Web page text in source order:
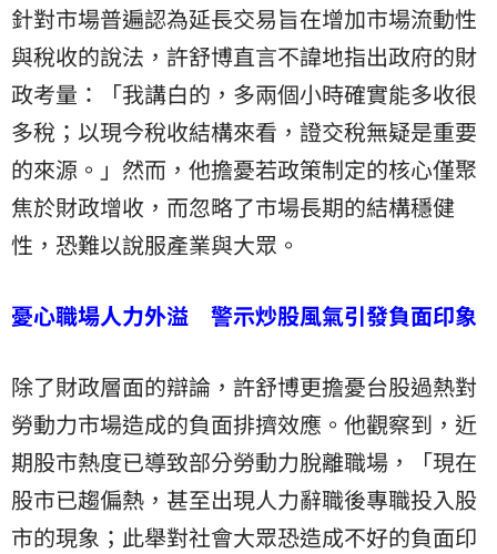
針對市場普遍認為延長交易旨在增加市場流動性
與稅收的說法，許舒博直言不諱地指出政府的財
政考量：「我講白的，多兩個小時確實能多收很
多稅；以現今稅收結構來看，證交稅無疑是重要
的來源。」然而，他擔憂若政策制定的核心僅聚
焦於財政增收，而忽略了市場長期的結構穩健
性，恐難以說服產業與大眾。
憂心職場人力外溢 警示炒股風氣引發負面印象
除了財政層面的辯論，許舒博更擔憂台股過熱對
勞動力市場造成的負面排擠效應。他觀察到，近
期股市熱度已導致部分勞動力脫離職場，「現在
股市已趨偏熱，甚至出現人力辭職後專職投入股
市的現象；此舉對社會大眾恐造成不好的負面印